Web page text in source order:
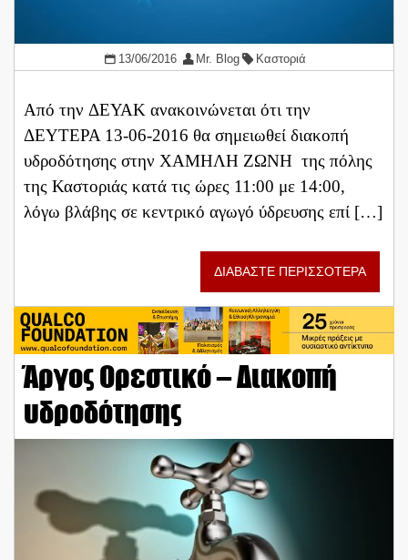
13/06/2016 Mr. Blog Καστοριά
Από την ΔΕΥΑΚ ανακοινώνεται ότι την
ΔΕΥΤΕΡΑ 13-06-2016 θα σημειωθεί διακοπή
υδροδότησης στην ΧΑΜΗΛΗ ΖΩΝΗ της πόλης
της Καστοριάς κατά τις ώρες 11:00 με 14:00,
λόγω βλάβης σε κεντρικό αγωγό ύδρευσης επί […]
ΔΙΑΒΑΣΤΕ ΠΕΡΙΣΣΟΤΕΡΑ
Άργος Ορεστικό – Διακοπή
υδροδότησης